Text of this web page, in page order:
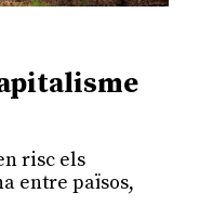
risc els
entre països,